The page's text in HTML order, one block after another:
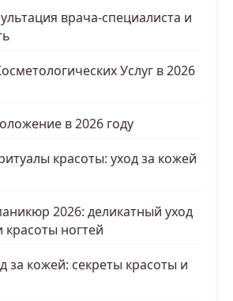
врача-специалиста и
Услуг в 2026
в 2026 году
красоты: уход за кожей
2026: деликатный уход
красоты ногтей
кожей: секреты красоты и